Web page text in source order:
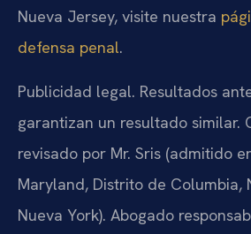
Nueva Jersey, visite nuestra
defensa penal.
Publicidad legal. Resultados
garantizan un resultado similar.
revisado por Mr. Sris (admitido
Maryland, Distrito de Columbia,
Nueva York). Abogado